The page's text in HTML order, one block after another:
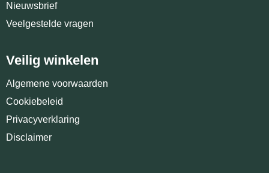
Nieuwsbrief
Veelgestelde vragen
Veilig winkelen
Algemene voorwaarden
Cookiebeleid
Privacyverklaring
Disclaimer